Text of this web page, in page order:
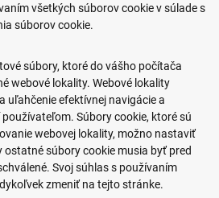
všetkých súborov cookie v súlade s
súborov cookie.
súbory, ktoré do vášho počítača
webové lokality. Webové lokality
uľahčenie efektívnej navigácie a
Súbory cookie, ktoré sú
webovej lokality, možno nastaviť
ostatné súbory cookie musia byť pred
Svoj súhlas s používaním
zmeniť na tejto stránke.